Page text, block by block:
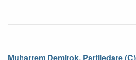
Muharrem Demirok, Partiledare (C)